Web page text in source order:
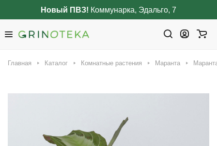
Новый ПВЗ! Коммунарка, Эдальго, 7
Главная Каталог Комнатные растения Маранта